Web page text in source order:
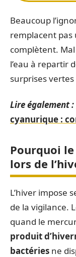
Beaucoup
remplacent
complètent.
l’eau à repartir
surprises
Lire également :
cyanurique :
Pourquoi
lors de
L’hiver impose
de la vigilance.
quand le
produit
bactéries ne